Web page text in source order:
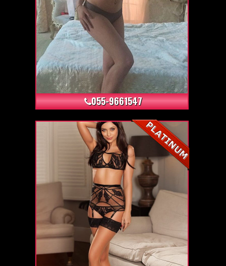
+10
055-9661547